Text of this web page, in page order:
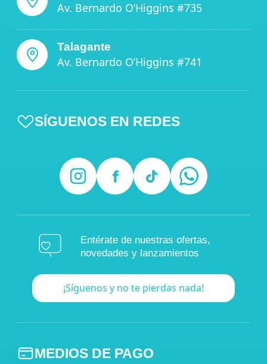
Av. Bernardo O’Higgins #735
Talagante
Av. Bernardo O’Higgins #741
SÍGUENOS EN REDES
Entérate de nuestras ofertas,
novedades y lanzamientos
¡Síguenos y no te pierdas nada!
MEDIOS DE PAGO